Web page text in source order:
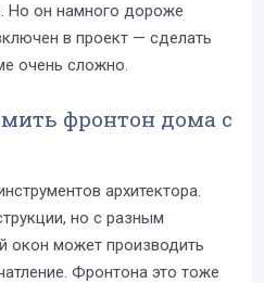
Но он намного дороже
в проект — сделать
очень сложно.
фронтон дома с
архитектора.
но с разным
окон может производить
Фронтона это тоже